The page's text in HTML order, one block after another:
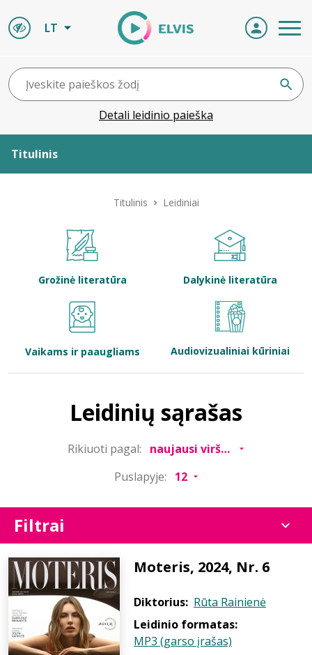
LT
Detali leidinio paieška
Titulinis
Bibliotekoms
Titulinis Leidiniai
Grožinė literatūra Dalykinė literatūra
Vaikams ir paaugliams Audiovizualiniai kūriniai
Leidinių sąrašas
Rikiuoti pagal:
Puslapyje:
Filtrai
Moteris, 2024, Nr. 6
Diktorius: Rūta Rainienė
Leidinio formatas:
MP3 (garso įrašas)